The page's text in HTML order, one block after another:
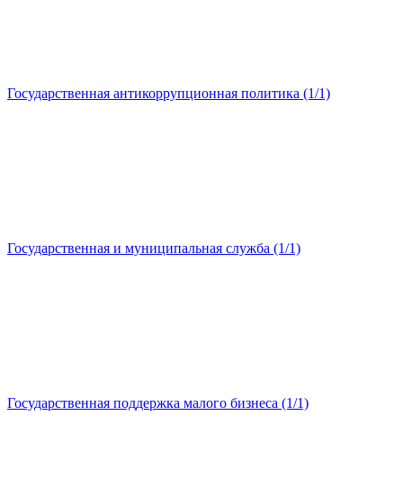
Государственная антикоррупционная политика (1/1)
Государственная и муниципальная служба (1/1)
Государственная поддержка малого бизнеса (1/1)